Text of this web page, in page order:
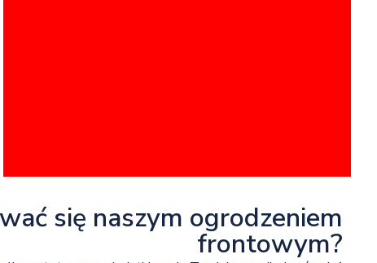
się naszym ogrodzeniem
frontowym?